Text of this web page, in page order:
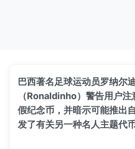
巴西著名足球运动员罗纳尔
（Ronaldinho）警告用户
假纪念币，并暗示可能推出
发了有关另一种名人主题代币